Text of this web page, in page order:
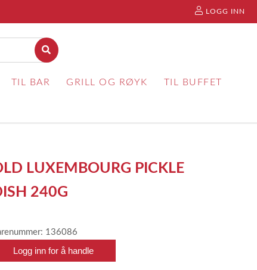
LOGG INN
TIL BAR GRILL OG RØYK TIL BUFFET
LUXEMBOURG PICKLE
240G
136086
Logg inn for å handle